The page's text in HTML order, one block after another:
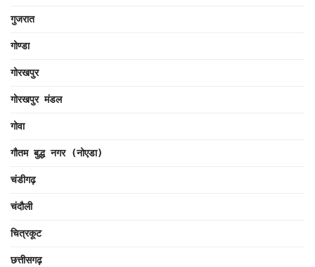
गुजरात
गोण्डा
गोरखपुर
गोरखपुर मंडल
गोवा
गौतम बुद्ध नगर (नोएडा)
चंडीगढ़
चंदौली
चित्रकूट
छत्तीसगढ़